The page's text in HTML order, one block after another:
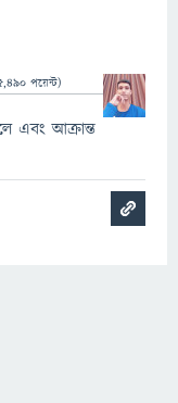
পয়েন্ট)
এবং আক্রান্ত